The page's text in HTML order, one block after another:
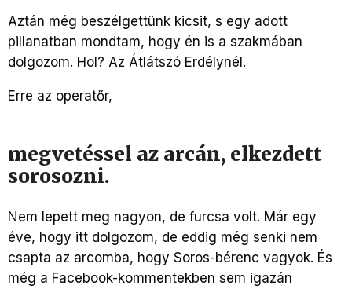
Aztán még beszélgettünk kicsit, s egy adott
pillanatban mondtam, hogy én is a szakmában
dolgozom. Hol? Az Átlátszó Erdélynél.
Erre az operatőr,
megvetéssel az arcán, elkezdett
sorosozni.
Nem lepett meg nagyon, de furcsa volt. Már egy
éve, hogy itt dolgozom, de eddig még senki nem
csapta az arcomba, hogy Soros-bérenc vagyok. És
még a Facebook-kommentekben sem igazán